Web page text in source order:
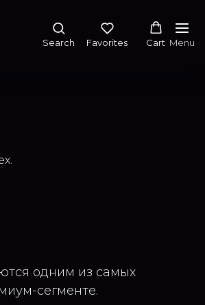
Search Favorites Cart Menu
одним из самых
сегменте.